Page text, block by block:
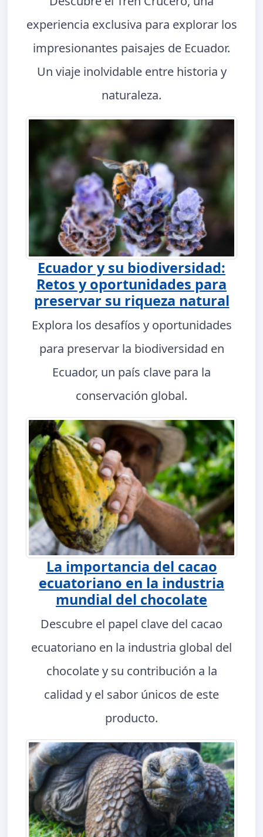
experiencia exclusiva para explorar los
impresionantes paisajes de Ecuador.
Un viaje inolvidable entre historia y
naturaleza.
Ecuador y su biodiversidad:
Retos y oportunidades para
preservar su riqueza natural
Explora los desafíos y oportunidades
para preservar la biodiversidad en
Ecuador, un país clave para la
conservación global.
La importancia del cacao
ecuatoriano en la industria
mundial del chocolate
Descubre el papel clave del cacao
ecuatoriano en la industria global del
chocolate y su contribución a la
calidad y el sabor únicos de este
producto.